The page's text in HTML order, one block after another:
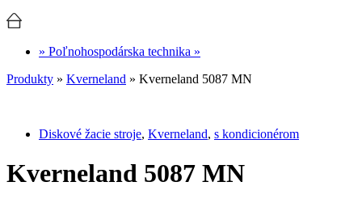
» Poľnohospodárska technika »
Produkty » Kverneland » Kverneland 5087 MN
Diskové žacie stroje, Kverneland, s kondicionérom
Kverneland 5087 MN